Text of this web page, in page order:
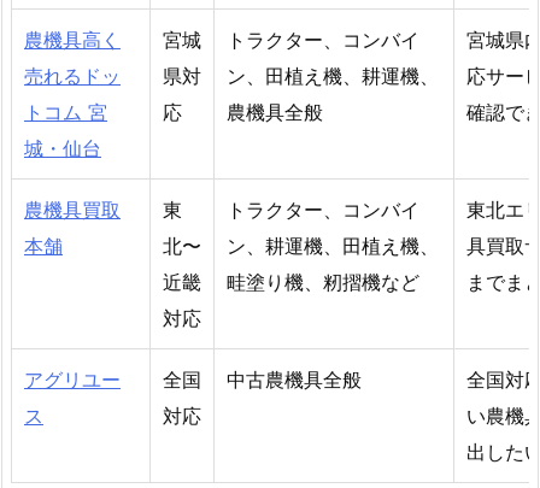
農機具高く
売れるドッ
トコム 宮
城・仙台
宮城
県対
応
トラクター、コンバイ
ン、田植え機、耕運機、
農機具全般
宮城県
応サー
確認で
農機具買取
本舗
東
北〜
近畿
対応
トラクター、コンバイ
ン、耕運機、田植え機、
畦塗り機、籾摺機など
東北エ
具買取
までま
アグリユー
ス
全国
対応
中古農機具全般
全国対
い農機
出した